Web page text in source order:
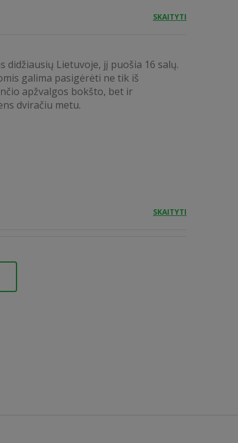
SKAITYTI
didžiausių Lietuvoje, jį puošia 16 salų.
galima pasigėrėti ne tik iš
apžvalgos bokšto, bet ir
dviračiu metu.
SKAITYTI